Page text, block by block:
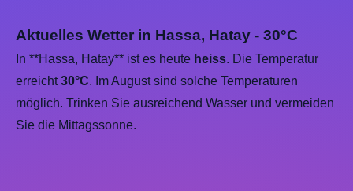
Aktuelles Wetter in Hassa, Hatay - 30°C
In **Hassa, Hatay** ist es heute heiss. Die Temperatur
erreicht30°C. Im August sind solche Temperaturen
möglich. Trinken Sie ausreichend Wasser und vermeiden
Sie die Mittagssonne.